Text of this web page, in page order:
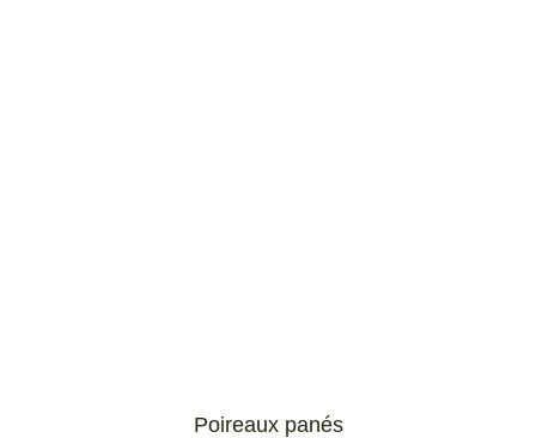
Poireaux panés